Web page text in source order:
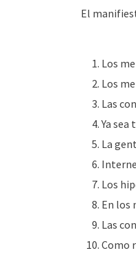
El
Los
Los
Las
Ya
La
Los
En los
Las
Como